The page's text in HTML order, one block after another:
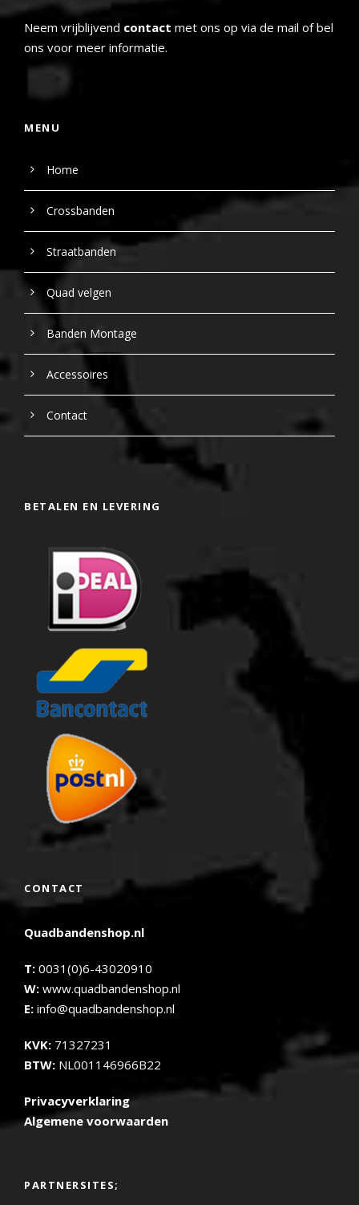
Neem vrijblijvend contact met ons op via de mail of bel
ons voor meer informatie.
MENU
Home
Crossbanden
Straatbanden
Quad velgen
Banden Montage
Accessoires
Contact
BETALEN EN LEVERING
CONTACT
Quadbandenshop.nl
T: 0031(0)6-43020910
W: www.quadbandenshop.nl
E: info@quadbandenshop.nl
KVK: 71327231
BTW: NL001146966B22
Privacyverklaring
Algemene voorwaarden
PARTNERSITES;